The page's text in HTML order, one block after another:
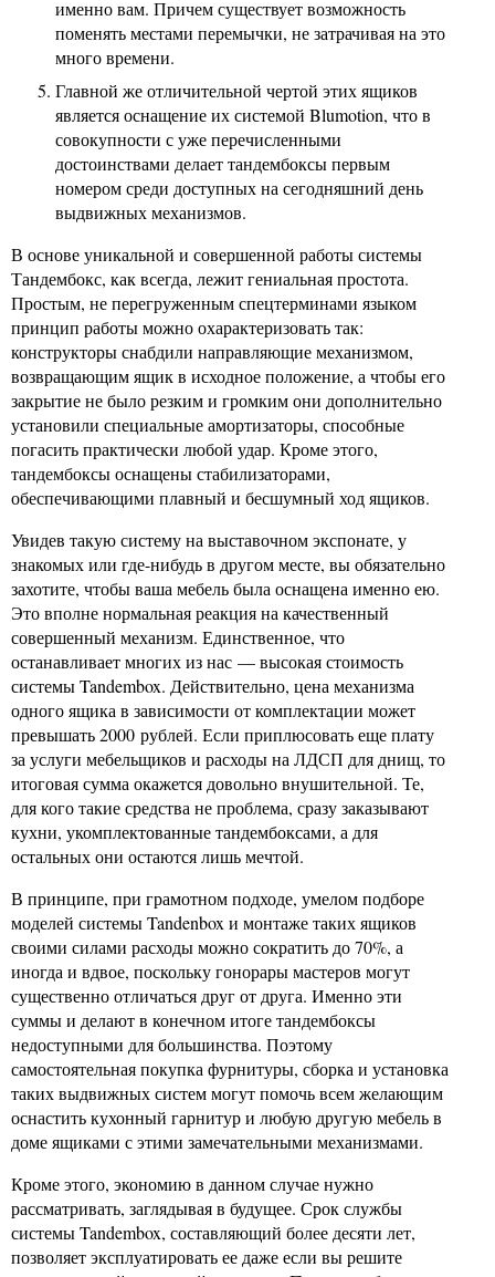
именно вам. Причем существует возможность
поменять местами перемычки, не затрачивая на это
много времени.
Главной же отличительной чертой этих ящиков
является оснащение их системой Blumotion, что в
совокупности с уже перечисленными
достоинствами делает тандембоксы первым
номером среди доступных на сегодняшний день
выдвижных механизмов.
В основе уникальной и совершенной работы системы
Тандембокс, как всегда, лежит гениальная простота.
Простым, не перегруженным спецтерминами языком
принцип работы можно охарактеризовать так:
конструкторы снабдили направляющие механизмом,
возвращающим ящик в исходное положение, а чтобы его
закрытие не было резким и громким они дополнительно
установили специальные амортизаторы, способные
погасить практически любой удар. Кроме этого,
тандембоксы оснащены стабилизаторами,
обеспечивающими плавный и бесшумный ход ящиков.
Увидев такую систему на выставочном экспонате, у
знакомых или где-нибудь в другом месте, вы обязательно
захотите, чтобы ваша мебель была оснащена именно ею.
Это вполне нормальная реакция на качественный
совершенный механизм. Единственное, что
останавливает многих из нас — высокая стоимость
системы Tandembox. Действительно, цена механизма
одного ящика в зависимости от комплектации может
превышать 2000 рублей. Если приплюсовать еще плату
за услуги мебельщиков и расходы на ЛДСП для днищ, то
итоговая сумма окажется довольно внушительной. Те,
для кого такие средства не проблема, сразу заказывают
кухни, укомплектованные тандембоксами, а для
остальных они остаются лишь мечтой.
В принципе, при грамотном подходе, умелом подборе
моделей системы Tandenbox и монтаже таких ящиков
своими силами расходы можно сократить до 70%, а
иногда и вдвое, поскольку гонорары мастеров могут
существенно отличаться друг от друга. Именно эти
суммы и делают в конечном итоге тандембоксы
недоступными для большинства. Поэтому
самостоятельная покупка фурнитуры, сборка и установка
таких выдвижных систем могут помочь всем желающим
оснастить кухонный гарнитур и любую другую мебель в
доме ящиками с этими замечательными механизмами.
Кроме этого, экономию в данном случае нужно
рассматривать, заглядывая в будущее. Срок службы
системы Tandembox, составляющий более десяти лет,
позволяет эксплуатировать ее даже если вы решите